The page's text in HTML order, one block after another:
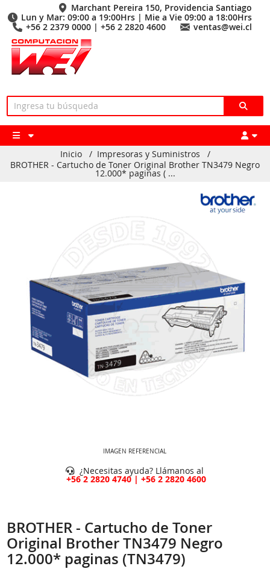
Marchant Pereira 150, Providencia Santiago
Lun y Mar: 09:00 a 19:00Hrs | Mie a Vie 09:00 a 18:00Hrs
+56 2 2379 0000 | +56 2 2820 4600
ventas@wei.cl
Inicio / Impresoras y Suministros
/
BROTHER - Cartucho de Toner Original Brother TN3479 Negro
12.000* paginas ( ...
IMAGEN REFERENCIAL
¿Necesitas ayuda? Llámanos al
+56 2 2820 4740 | +56 2 2820 4600
BROTHER - Cartucho de Toner
Original Brother TN3479 Negro
12.000* paginas (TN3479)